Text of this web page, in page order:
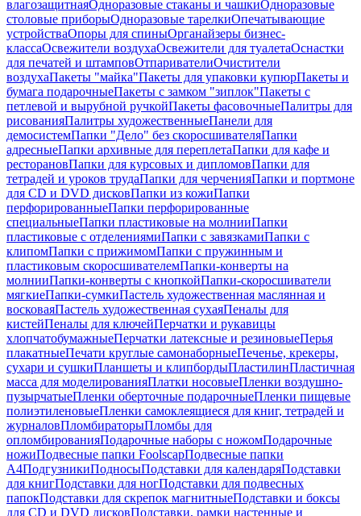
влагозащитнаяОдноразовые стаканы и чашкиОдноразовые
столовые приборыОдноразовые тарелкиОпечатывающие
устройстваОпоры для спиныОрганайзеры бизнес-
классаОсвежители воздухаОсвежители для туалетаОснастки
для печатей и штамповОтпаривателиОчистители
воздухаПакеты "майка"Пакеты для упаковки купюрПакеты и
бумага подарочныеПакеты с замком "зиплок"Пакеты с
петлевой и вырубной ручкойПакеты фасовочныеПалитры для
рисованияПалитры художественныеПанели для
демосистемПапки "Дело" без скоросшивателяПапки
адресныеПапки архивные для переплетаПапки для кафе и
ресторановПапки для курсовых и дипломовПапки для
тетрадей и уроков трудаПапки для черченияПапки и портмоне
для CD и DVD дисковПапки из кожиПапки
перфорированныеПапки перфорированные
специальныеПапки пластиковые на молнииПапки
пластиковые с отделениямиПапки с завязкамиПапки с
клипомПапки с прижимомПапки с пружинным и
пластиковым скоросшивателемПапки-конверты на
молнииПапки-конверты с кнопкойПапки-скоросшиватели
мягкиеПапки-сумкиПастель художественная маслянная и
восковаяПастель художественная сухаяПеналы для
кистейПеналы для ключейПерчатки и рукавицы
хлопчатобумажныеПерчатки латексные и резиновыеПерья
плакатныеПечати круглые самонаборныеПеченье, крекеры,
сухари и сушкиПланшеты и клипбордыПластилинПластичная
масса для моделированияПлатки носовыеПленки воздушно-
пузырчатыеПленки оберточные подарочныеПленки пищевые
полиэтиленовыеПленки самоклеящиеся для книг, тетрадей и
журналовПломбираторыПломбы для
опломбированияПодарочные наборы с ножомПодарочные
ножиПодвесные папки FoolscapПодвесные папки
А4ПодгузникиПодносыПодставки для календаряПодставки
для книгПодставки для ногПодставки для подвесных
папокПодставки для скрепок магнитныеПодставки и боксы
для CD и DVD дисковПодставки, рамки настенные и